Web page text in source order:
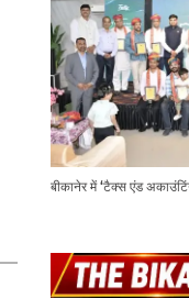
बीकानेर में ‘टैक्स एंड